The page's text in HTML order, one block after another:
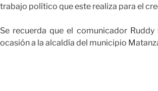
trabajo político que este realiza para el
Se recuerda que el comunicador
ocasión a la alcaldía del municipio